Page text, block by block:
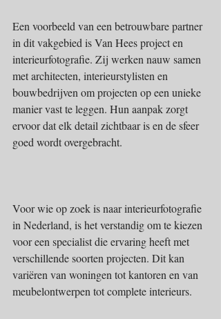
Een voorbeeld van een betrouwbare partner
in dit vakgebied is Van Hees project en
interieurfotografie. Zij werken nauw samen
met architecten, interieurstylisten en
bouwbedrijven om projecten op een unieke
manier vast te leggen. Hun aanpak zorgt
ervoor dat elk detail zichtbaar is en de sfeer
goed wordt overgebracht.
Voor wie op zoek is naar interieurfotografie
in Nederland, is het verstandig om te kiezen
voor een specialist die ervaring heeft met
verschillende soorten projecten. Dit kan
variëren van woningen tot kantoren en van
meubelontwerpen tot complete interieurs.